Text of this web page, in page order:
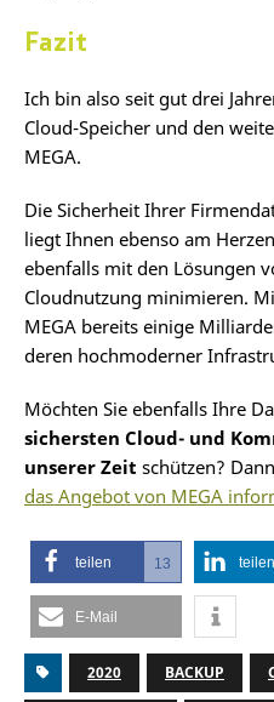
Fazit
Ich bin also seit gut drei
Cloud-Speicher und den
MEGA.
Die Sicherheit Ihrer
liegt Ihnen ebenso am
ebenfalls mit den Lösungen
Cloudnutzung minimieren.
MEGA bereits einige
deren hochmoderner
Möchten Sie ebenfalls Ihre
sichersten Cloud- und
unserer Zeit schützen?
das Angebot von MEGA
teilen 13 teilen
E-Mail
2020 BACKUP